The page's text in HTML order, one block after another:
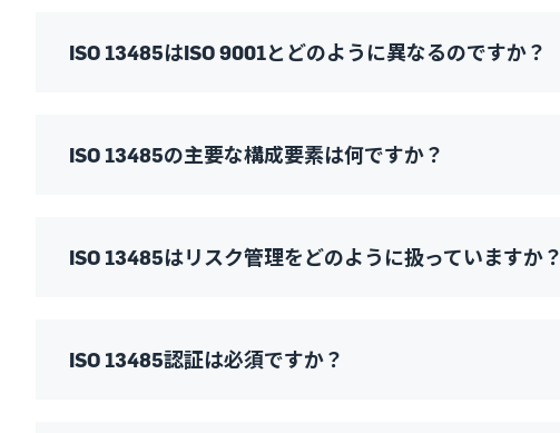
ISO 13485はISO 9001とどのように異なるのですか？
ISO 13485の主要な構成要素は何ですか？
ISO 13485はリスク管理をどのように扱っていますか？
ISO 13485認証は必須ですか？